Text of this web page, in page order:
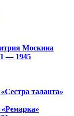
Москина
— 1945
таланта»